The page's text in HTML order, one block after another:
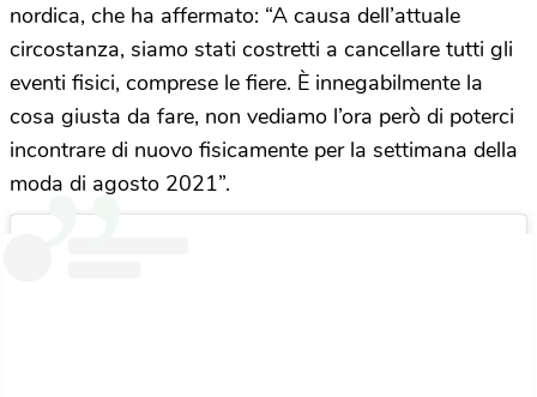
nordica, che ha affermato: “A causa dell’attuale
circostanza, siamo stati costretti a cancellare tutti gli
eventi fisici, comprese le fiere. È innegabilmente la
cosa giusta da fare, non vediamo l’ora però di poterci
incontrare di nuovo fisicamente per la settimana della
moda di agosto 2021”.